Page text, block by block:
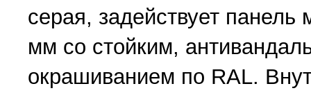
серая, задействует
мм со стойким,
окрашиванием по RAL.